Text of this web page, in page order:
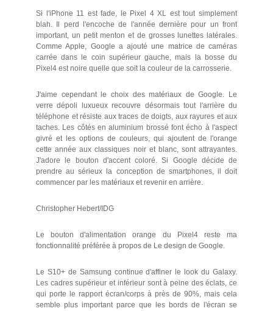
Si l'iPhone 11 est fade, le Pixel 4 XL est tout simplement
blah. Il perd l'encoche de l'année dernière pour un front
important, un petit menton et de grosses lunettes latérales.
Comme Apple, Google a ajouté une matrice de caméras
carrée dans le coin supérieur gauche, mais la bosse du
Pixel4 est noire quelle que soit la couleur de la carrosserie.
J'aime cependant le choix des matériaux de Google. Le
verre dépoli luxueux recouvre désormais tout l'arrière du
téléphone et résiste aux traces de doigts, aux rayures et aux
taches. Les côtés en aluminium brossé font écho à l'aspect
givré et les options de couleurs, qui ajoutent de l'orange
cette année aux classiques noir et blanc, sont attrayantes.
J'adore le bouton d'accent coloré. Si Google décide de
prendre au sérieux la conception de smartphones, il doit
commencer par les matériaux et revenir en arrière.
Christopher Hebert/IDG
Le bouton d'alimentation orange du Pixel4 reste ma
fonctionnalité préférée à propos de Le design de Google.
Le S10+ de Samsung continue d'affiner le look du Galaxy.
Les cadres supérieur et inférieur sont à peine des éclats, ce
qui porte le rapport écran/corps à près de 90%, mais cela
semble plus important parce que les bords de l'écran se